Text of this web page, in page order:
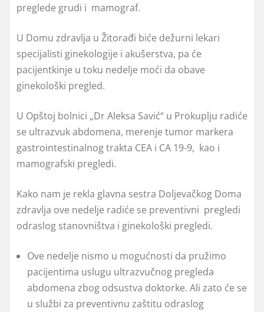
preglede grudi i mamograf.
U Domu zdravlja u Žitorađi biće dežurni lekari
specijalisti ginekologije i akušerstva, pa će
pacijentkinje u toku nedelje moći da obave
ginekološki pregled.
U Opštoj bolnici „Dr Aleksa Savić“ u Prokuplju radiće
se ultrazvuk abdomena, merenje tumor markera
gastrointestinalnog trakta CEA i CA 19-9, kao i
mamografski pregledi.
Kako nam je rekla glavna sestra Doljevačkog Doma
zdravlja ove nedelje radiće se preventivni pregledi
odraslog stanovništva i ginekološki pregledi.
Ove nedelje nismo u mogućnosti da pružimo
pacijentima uslugu ultrazvučnog pregleda
abdomena zbog odsustva doktorke. Ali zato će se
u službi za preventivnu zaštitu odraslog